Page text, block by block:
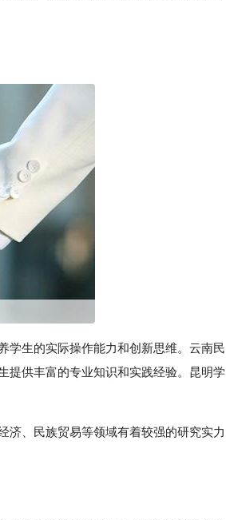
学生的实际操作能力和创新思维。云南民
提供丰富的专业知识和实践经验。昆明学
济、民族贸易等领域有着较强的研究实力